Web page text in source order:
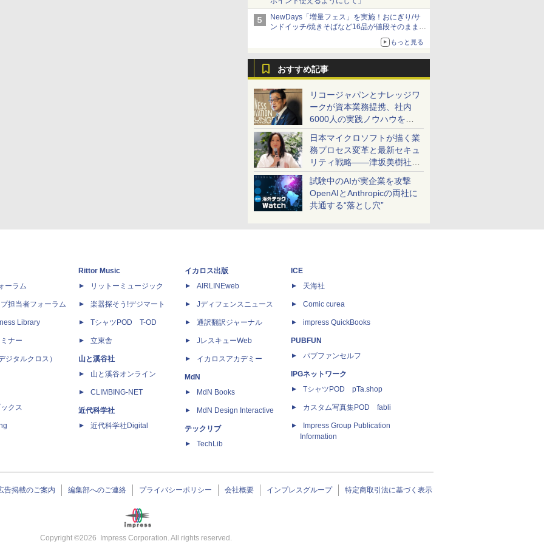
NewDays「増量フェス」を実施！おにぎり/サ
ンドイッチ/焼きそばなど16品が値段そのままで
もっと見る
おすすめ記事
リコージャパンとナレッジワ
ークが資本業務提携、社内
6000人の実践ノウハウを生
かした「AI商談記録 for
RICOH」を展開へ
日本マイクロソフトが描く業
務プロセス変革と最新セキュ
リティ戦略――津坂美樹社長
が2027年度戦略を説明
試験中のAIが実企業を攻撃
OpenAIとAnthropicの両社に
共通する“落とし穴”
ーラム
担当者フォーラム
Library
ナー
ジタルクロス）
クス
Rittor Music
リットーミュージック
楽器探そう!デジマート
TシャツPOD T-OD
立東舎
山と溪谷社
山と溪谷オンライン
CLIMBING-NET
近代科学社
近代科学社Digital
イカロス出版
AIRLINEweb
Jディフェンスニュース
通訳翻訳ジャーナル
JレスキューWeb
イカロスアカデミー
MdN
MdN Books
MdN Design Interactive
テックリブ
TechLib
ICE
天海社
Comic curea
impress QuickBooks
PUBFUN
パブファンセルフ
IPGネットワーク
TシャツPOD pTa.shop
カスタム写真集POD fabli
Impress Group Publication
Information
告掲載のご案内 編集部へのご連絡 プライバシーポリシー 会社概要 インプレスグループ 特定商取引法に基づく表示
Copyright ©2026 Impress Corporation. All rights reserved.